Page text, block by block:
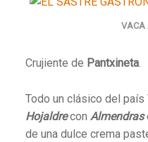
VACA
Crujiente de Pantxineta.
Todo un clásico del país
Hojaldrecon Almendras
de una dulce crema